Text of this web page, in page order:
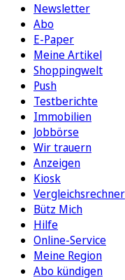
Newsletter
Abo
E-Paper
Meine Artikel
Shoppingwelt
Push
Testberichte
Immobilien
Jobbörse
Wir trauern
Anzeigen
Kiosk
Vergleichsrechner
Bütz Mich
Hilfe
Online-Service
Meine Region
Abo kündigen